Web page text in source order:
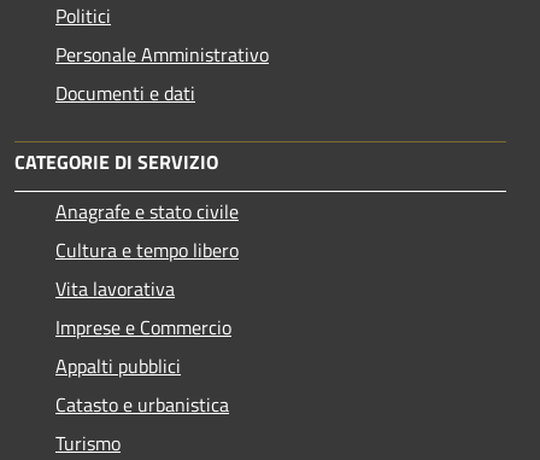
Politici
Personale Amministrativo
Documenti e dati
CATEGORIE DI SERVIZIO
Anagrafe e stato civile
Cultura e tempo libero
Vita lavorativa
Imprese e Commercio
Appalti pubblici
Catasto e urbanistica
Turismo